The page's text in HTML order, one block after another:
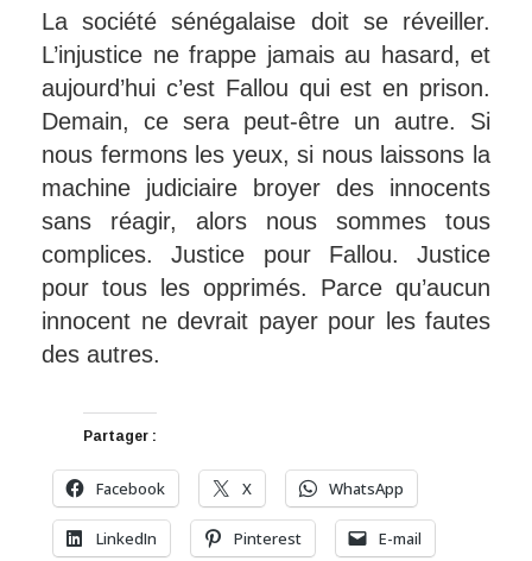
La société sénégalaise doit se réveiller.
L’injustice ne frappe jamais au hasard, et
aujourd’hui c’est Fallou qui est en prison.
Demain, ce sera peut-être un autre. Si
nous fermons les yeux, si nous laissons la
machine judiciaire broyer des innocents
sans réagir, alors nous sommes tous
complices. Justice pour Fallou. Justice
pour tous les opprimés. Parce qu’aucun
innocent ne devrait payer pour les fautes
des autres.
Partager :
Facebook X WhatsApp
LinkedIn Pinterest E-mail